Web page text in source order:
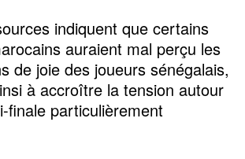
indiquent que certains
auraient mal perçu les
de joie des joueurs sénégalais,
à accroître la tension autour
finale particulièrement